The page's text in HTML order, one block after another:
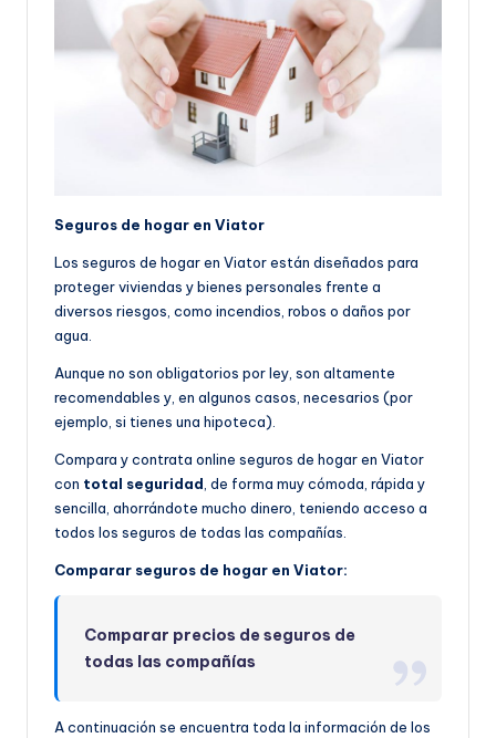
Seguros de hogar en Viator
Los seguros de hogar en Viator están diseñados para
proteger viviendas y bienes personales frente a
diversos riesgos, como incendios, robos o daños por
agua.
Aunque no son obligatorios por ley, son altamente
recomendables y, en algunos casos, necesarios (por
ejemplo, si tienes una hipoteca).
Compara y contrata online seguros de hogar en Viator
con total seguridad, de forma muy cómoda, rápida y
sencilla, ahorrándote mucho dinero, teniendo acceso a
todos los seguros de todas las compañías.
Comparar seguros de hogar en Viator:
Comparar precios de seguros de
todas las compañías
A continuación se encuentra toda la información de los